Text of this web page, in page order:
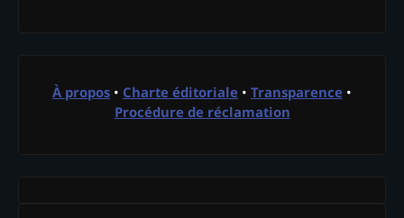
À propos • Charte éditoriale • Transparence •
Procédure de réclamation